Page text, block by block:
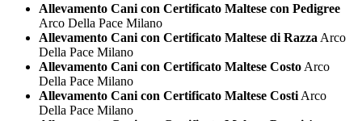
Allevamento Cani con Certificato Maltese con Pedigree
Arco Della Pace Milano
Allevamento Cani con Certificato Maltese di Razza Arco
Della Pace Milano
Allevamento Cani con Certificato Maltese Costo Arco
Della Pace Milano
Allevamento Cani con Certificato Maltese Costi Arco
Della Pace Milano